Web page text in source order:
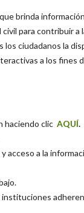
brinda
para contribuir a
ciudadanos la
a los fines
haciendo clic AQUÍ.
acceso a la